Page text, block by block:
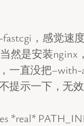
，感觉速
然是安装
一直没把
提示一下，无
*real*